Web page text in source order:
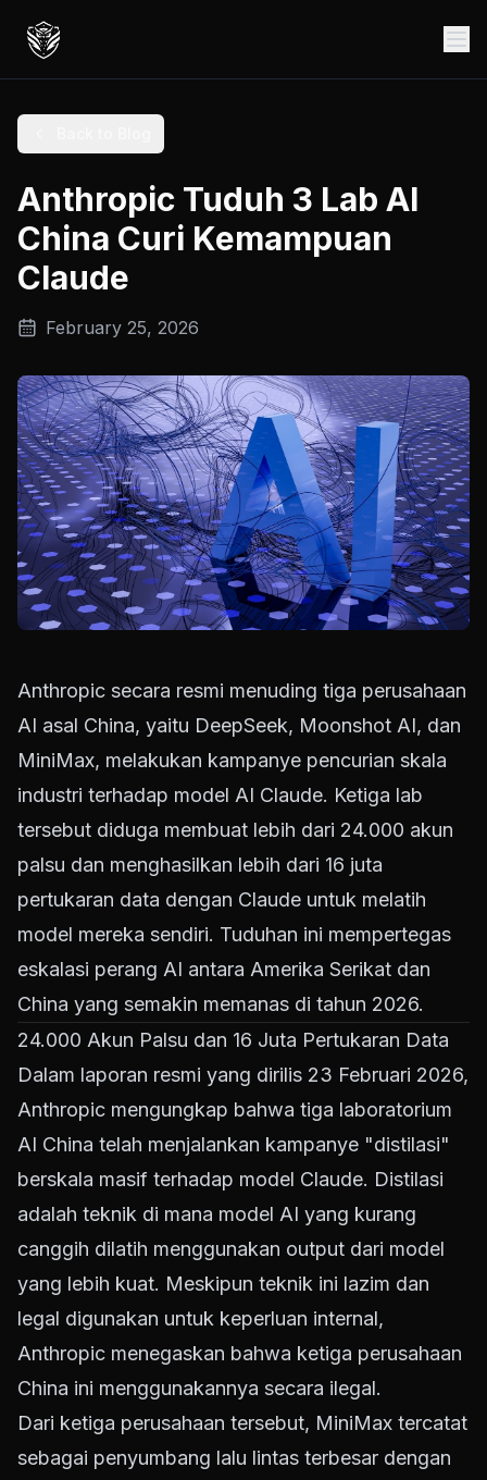
Anthropic Tuduh 3 Lab AI
China Curi Kemampuan
Claude
February 25, 2026
Anthropic secara resmi menuding tiga perusahaan
AI asal China, yaitu DeepSeek, Moonshot AI, dan
MiniMax, melakukan kampanye pencurian skala
industri terhadap model AI Claude. Ketiga lab
tersebut diduga membuat lebih dari 24.000 akun
palsu dan menghasilkan lebih dari 16 juta
pertukaran data dengan Claude untuk melatih
model mereka sendiri. Tuduhan ini mempertegas
eskalasi perang AI antara Amerika Serikat dan
China yang semakin memanas di tahun 2026.
24.000 Akun Palsu dan 16 Juta Pertukaran Data
Dalam laporan resmi yang dirilis 23 Februari 2026,
Anthropic mengungkap bahwa tiga laboratorium
AI China telah menjalankan kampanye "distilasi"
berskala masif terhadap model Claude. Distilasi
adalah teknik di mana model AI yang kurang
canggih dilatih menggunakan output dari model
yang lebih kuat. Meskipun teknik ini lazim dan
legal digunakan untuk keperluan internal,
Anthropic menegaskan bahwa ketiga perusahaan
China ini menggunakannya secara ilegal.
Dari ketiga perusahaan tersebut, MiniMax tercatat
sebagai penyumbang lalu lintas terbesar dengan